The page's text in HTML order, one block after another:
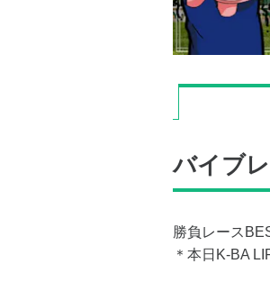
バイブ
勝負レース
＊本日K-BA